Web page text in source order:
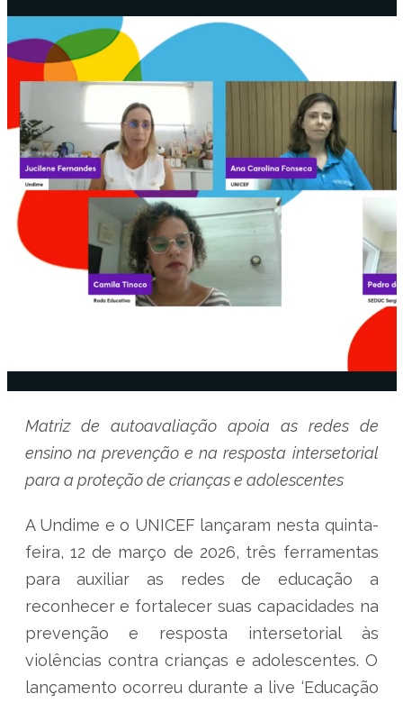
Matriz de autoavaliação apoia as redes de
ensino na prevenção e na resposta intersetorial
para a proteção de crianças e adolescentes
A Undime e o UNICEF lançaram nesta quinta-
feira, 12 de março de 2026, três ferramentas
para auxiliar as redes de educação a
reconhecer e fortalecer suas capacidades na
prevenção e resposta intersetorial às
violências contra crianças e adolescentes. O
lançamento ocorreu durante a live ‘Educação